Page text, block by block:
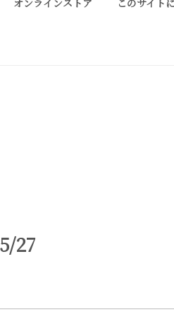
オンラインストア このサイト
27